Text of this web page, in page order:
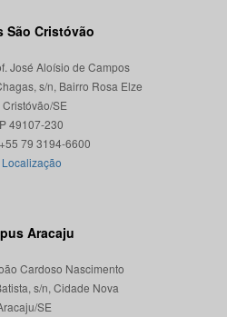
São Cristóvão
José Aloísio de Campos
s/n, Bairro Rosa Elze
SE
49107-230
Localização
Aracaju
Cardoso Nascimento
s/n, Cidade Nova
SE